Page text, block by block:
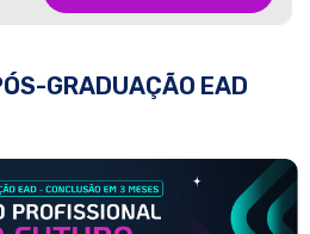
GRADUAÇÃO EAD